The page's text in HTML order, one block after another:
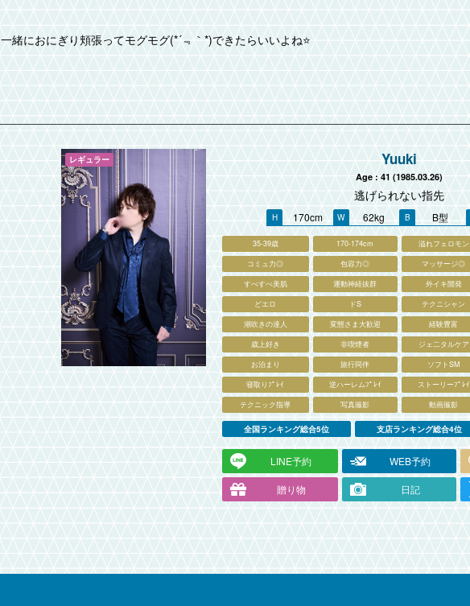
一緒におにぎり頬張ってモグモグ(*´﹃｀*)できたらいいよね⭐️
Yuuki
Age : 41 (1985.03.26)
逃げられない指先
170cm 62kg B型
35-39歳 170-174cm 溢れフェロモン
コミュ力◎
包容力◎ マッサージ◎
すべすべ美肌
運動神経抜群 外イキ開発
どエロ
ドS テクニシャン
潮吹きの達人
変態さま大歓迎 経験豊富
歳上好き
非喫煙者 ジェ二タルケア
お泊まり
旅行同伴 ソフトSM
寝取りﾌﾟﾚｲ
逆ハーレムﾌﾟﾚｲ ストーリーﾌﾟﾚｲ
テクニック指導
写真撮影 動画撮影
全国ランキング総合5位 支店ランキング総合4位
LINE予約 WEB予約
贈り物 日記